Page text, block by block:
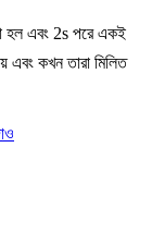
হল এবং 2s পরে একই
এবং কখন তারা মিলিত